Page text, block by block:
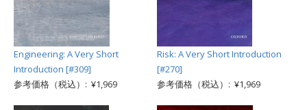
Engineering: A Very Short
Introduction [#309]
参考価格（税込）: ¥1,969
Risk: A Very Short Introduction
[#270]
参考価格（税込）: ¥1,969